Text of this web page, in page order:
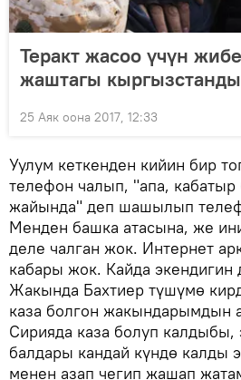
Теракт жасоо үчүн
жаштагы
25 Аяк оона 2017, 12:33
Уулум кеткенден кийин бир
телефон чалып, "апа,
жайында" деп шашылып
Менден башка атасына, же
деле чалган жок. Интернет
кабары жок. Кайда экендигин
Жакында Бахтиер түшүмө
каза болгон жакындарымдын
Сирияда каза болуп
балдары кандай күндө калды
менен азап чегип жашап